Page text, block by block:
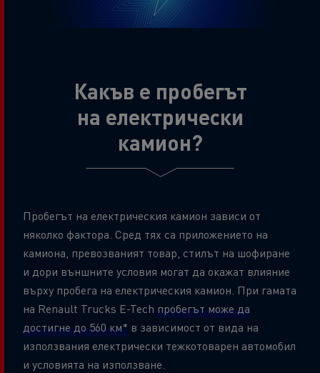
Какъв е пробегът
на електрически
камион?
Пробегът на електрическия камион зависи от
няколко фактора. Сред тях са приложението на
камиона, превозваният товар, стилът на шофиране
и дори външните условия могат да окажат влияние
върху пробега на електрическия камион. При гамата
на Renault Trucks E-Tech пробегът може да
достигне до 560 км* в зависимост от вида на
използвания електрически тежкотоварен автомобил
и условията на използване.